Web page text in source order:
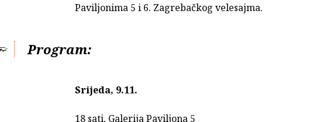
Paviljonima 5 i 6. Zagrebačkog velesajma.
Program:
Srijeda, 9.11.
18 sati, Galerija Paviljona 5